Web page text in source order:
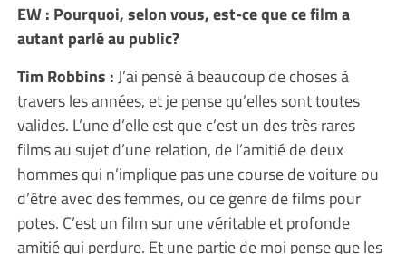
EW : Pourquoi, selon vous, est-ce que ce film a
autant parlé au public?
Tim Robbins :J’ai pensé à beaucoup de choses à
travers les années, et je pense qu’elles sont toutes
valides. L’une d’elle est que c’est un des très rares
films au sujet d’une relation, de l’amitié de deux
hommes qui n’implique pas une course de voiture ou
d’être avec des femmes, ou ce genre de films pour
potes. C’est un film sur une véritable et profonde
amitié qui perdure. Et une partie de moi pense que les